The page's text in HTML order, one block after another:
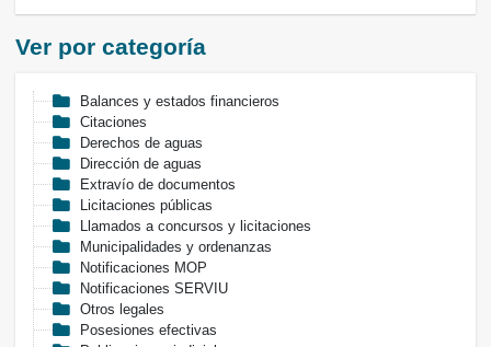
Ver por categoría
Balances y estados financieros
Citaciones
Derechos de aguas
Dirección de aguas
Extravío de documentos
Licitaciones públicas
Llamados a concursos y licitaciones
Municipalidades y ordenanzas
Notificaciones MOP
Notificaciones SERVIU
Otros legales
Posesiones efectivas